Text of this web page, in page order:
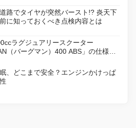
路でタイヤが突然バースト!? 炎天下
に知っておくべき点検内容とは
ラグジュアリースクーター
（バーグマン）400 ABS」の仕様を
日に発売
、どこまで安全？エンジンかけっぱ